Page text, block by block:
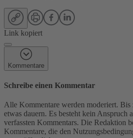
Link kopiert
Kommentare
Schreibe einen Kommentar
Alle Kommentare werden moderiert. Bis
etwas dauern. Es besteht kein Anspruch
verfassten Kommentars. Die Redaktion
Kommentare, die den